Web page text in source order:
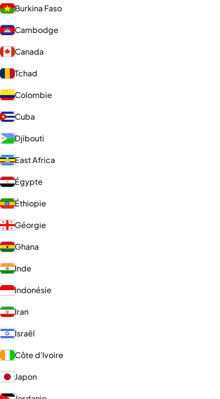
Burkina Faso
Cambodge
Canada
Tchad
Colombie
Cuba
Djibouti
East Africa
Égypte
Éthiopie
Géorgie
Ghana
Inde
Indonésie
Iran
Israël
Côte d'Ivoire
Japon